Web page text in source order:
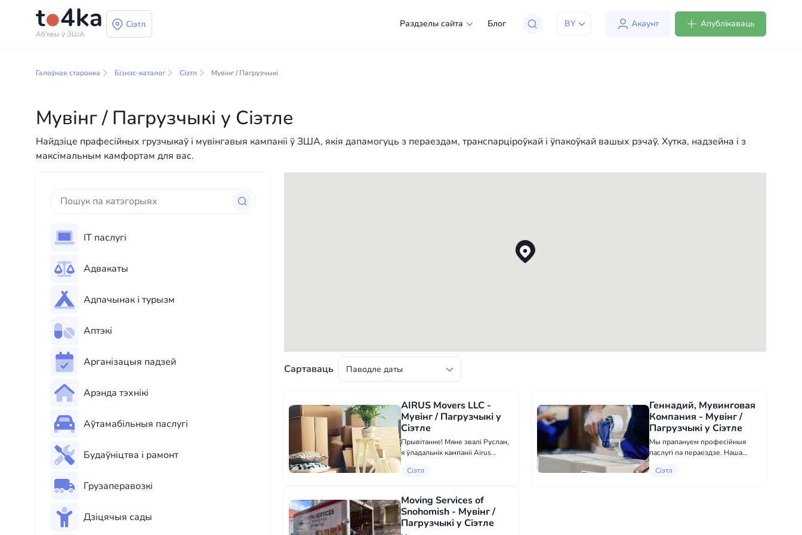
Аб'явы ў ЗША
Сіэтл Раздзелы сайта Блог BY Акаунт Апублікаваць
Бізнэс і паслугі ў Сіэтле
прафесійных кансультацый да паўсядзённай дапамогі — у нас ёсць усё неабходнае для паспяховага пачатку вашага новага жыцця ў ЗША
Галоўная старонка Бізнэс-каталог Сіэтл Мувінг / Пагрузчыкі
Мувінг / Пагрузчыкі у Сіэтле
Найдзіце прафесійных грузчыкаў і мувінгавыя кампаніі ў ЗША, якія дапамогуць з пераездам, транспарціроўкай і ўпакоўкай вашых рэчаў. Хутка, надзейна і з
максімальным камфортам для вас.
ІТ паслугі
Адвакаты
Адпачынак і турызм
Аптэкі
Арганізацыя падзей
Арэнда тэхнікі
Аўтамабільныя паслугі
Будаўніцтва і рамонт
Грузаперавозкі
Дзіцячыя сады
Сартаваць
AIRUS Movers LLC -
Мувінг / Пагрузчыкі у
Сіэтле
Прывітанне! Мяне звалі Руслан,
я ўладальнік кампаніі Airus
гонарм прапануе паслугі па дому
нерухомасці. Мы дапаможам
зрабіць ваш пераезд плавным...
Сіэтл
Геннадий, Мувинговая
Компания - Мувінг /
Пагрузчыкі у Сіэтле
Мы прапануем професійныя
паслугі па пераездзе. Наша
супрацоўнікаў дапаможа вам
Сіэтл
Moving Services of
Snohomish - Мувінг /
Пагрузчыкі у Сіэтле